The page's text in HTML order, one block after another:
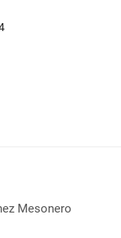
Mesonero